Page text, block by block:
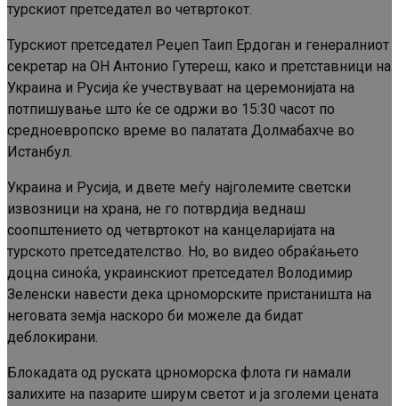
турскиот претседател во четвртокот.
Турскиот претседател Реџеп Таип Ердоган и генералниот
секретар на ОН Антонио Гутереш, како и претставници на
Украина и Русија ќе учествуваат на церемонијата на
потпишување што ќе се одржи во 15:30 часот по
средноевропско време во палатата Долмабахче во
Истанбул.
Украина и Русија, и двете меѓу најголемите светски
извозници на храна, не го потврдија веднаш
соопштението од четвртокот на канцеларијата на
турското претседателство. Но, во видео обраќањето
доцна синоќа, украинскиот претседател Володимир
Зеленски навести дека црноморските пристаништа на
неговата земја наскоро би можеле да бидат
деблокирани.
Блокадата од руската црноморска флота ги намали
залихите на пазарите ширум светот и ја зголеми цената